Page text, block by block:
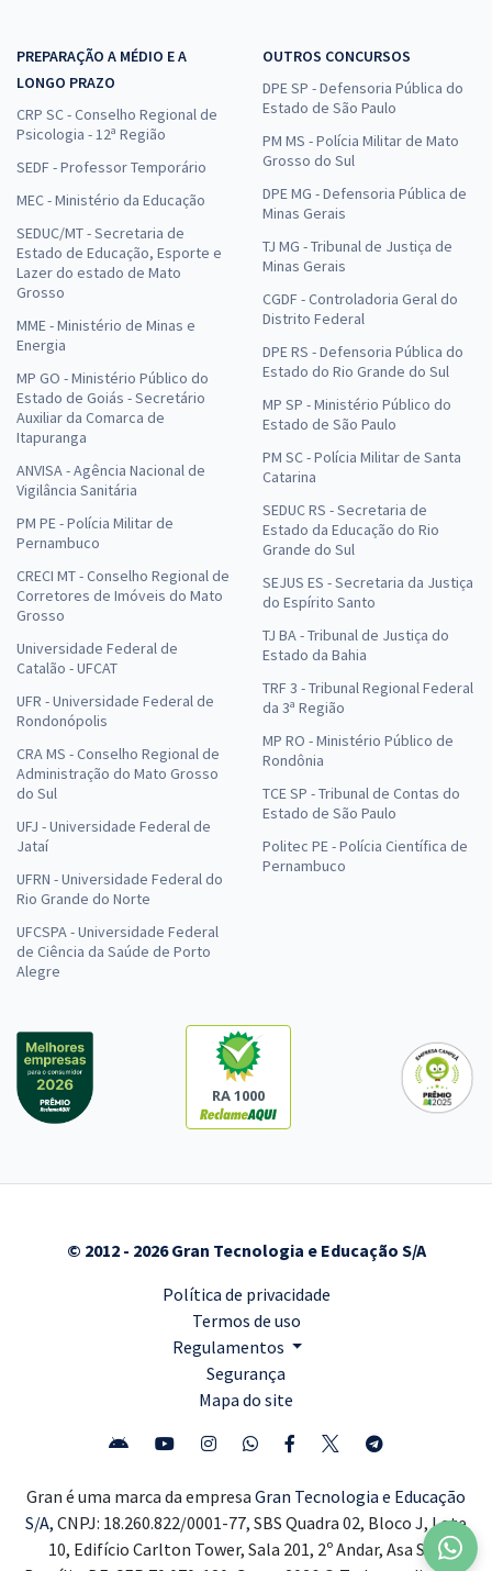
PREPARAÇÃO A MÉDIO E A
LONGO PRAZO
CRP SC - Conselho Regional de
Psicologia - 12ª Região
SEDF - Professor Temporário
MEC - Ministério da Educação
SEDUC/MT - Secretaria de
Estado de Educação, Esporte e
Lazer do estado de Mato
Grosso
MME - Ministério de Minas e
Energia
MP GO - Ministério Público do
Estado de Goiás - Secretário
Auxiliar da Comarca de
Itapuranga
ANVISA - Agência Nacional de
Vigilância Sanitária
PM PE - Polícia Militar de
Pernambuco
CRECI MT - Conselho Regional de
Corretores de Imóveis do Mato
Grosso
Universidade Federal de
Catalão - UFCAT
UFR - Universidade Federal de
Rondonópolis
CRA MS - Conselho Regional de
Administração do Mato Grosso
do Sul
UFJ - Universidade Federal de
Jataí
UFRN - Universidade Federal do
Rio Grande do Norte
UFCSPA - Universidade Federal
de Ciência da Saúde de Porto
Alegre
OUTROS CONCURSOS
DPE SP - Defensoria Pública do
Estado de São Paulo
PM MS - Polícia Militar de Mato
Grosso do Sul
DPE MG - Defensoria Pública de
Minas Gerais
TJ MG - Tribunal de Justiça de
Minas Gerais
CGDF - Controladoria Geral do
Distrito Federal
DPE RS - Defensoria Pública do
Estado do Rio Grande do Sul
MP SP - Ministério Público do
Estado de São Paulo
PM SC - Polícia Militar de Santa
Catarina
SEDUC RS - Secretaria de
Estado da Educação do Rio
Grande do Sul
SEJUS ES - Secretaria da Justiça
do Espírito Santo
TJ BA - Tribunal de Justiça do
Estado da Bahia
TRF 3 - Tribunal Regional Federal
da 3ª Região
MP RO - Ministério Público de
Rondônia
TCE SP - Tribunal de Contas do
Estado de São Paulo
Politec PE - Polícia Científica de
Pernambuco
RA 1000
© 2012 - 2026 Gran Tecnologia e Educação S/A
Política de privacidade
Termos de uso
Regulamentos
Segurança
Mapa do site
Gran é uma marca da empresa Gran Tecnologia e Educação
S/A, CNPJ: 18.260.822/0001-77, SBS Quadra 02, Bloco J, Lote
10, Edifício Carlton Tower, Sala 201, 2º Andar, Asa Sul,